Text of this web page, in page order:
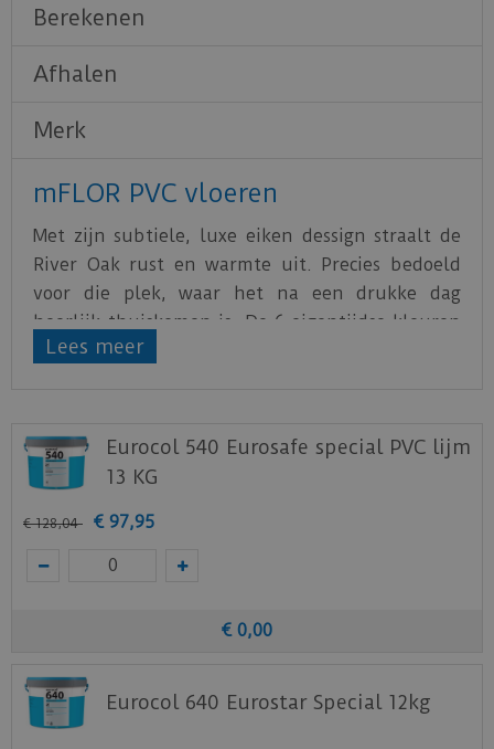
Berekenen
Afhalen
Merk
mFLOR PVC vloeren
Met zijn subtiele, luxe eiken dessign straalt de
River Oak rust en warmte uit. Precies bedoeld
voor die plek, waar het na een drukke dag
heerlijk thuiskomen is. De 6 eigentijdse kleuren
geven je interieur de sfeer die het verdient.
versie met extra grote stroken en in gewone en
XL visgraatstroken. De creatieve mogelijkheden
de onderhoudsinstructie.
Staal aanvragen
Lees meer
Eurocol 540 Eurosafe special PVC lijm
13 KG
€ 128,04 € 97,95
€ 0,00
Eurocol 640 Eurostar Special 12kg